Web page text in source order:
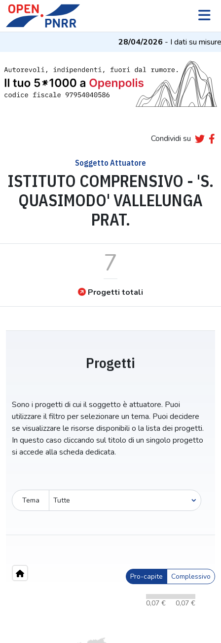
28/04/2026- I dati su
Condividi su
Soggetto Attuatore
ISTITUTO COMPRENSIVO - 'S.
QUASIMODO' VALLELUNGA
PRAT.
7
Progetti totali
Progetti
Sono i progetti di cui il soggetto è attuatore. Puoi
utilizzare il filtro per selezionare un tema. Puoi decidere
se visualizzare le risorse disponibili o la lista dei progetti.
In questo caso cliccando sul titolo di un singolo progetto
si accede alla scheda dedicata.
Tema
Pro-capite Complessivo
0,07 € 0,07 €